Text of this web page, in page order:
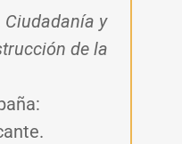
Ciudadanía y
de la